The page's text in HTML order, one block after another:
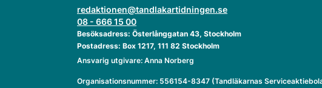
redaktionen@tandlakartidningen.se
08 - 666 15 00
Besöksadress: Österlånggatan 43, Stockholm
Postadress: Box 1217, 111 82 Stockholm
Ansvarig utgivare: Anna Norberg
Organisationsnummer: 556154-8347 (Tandläkarnas